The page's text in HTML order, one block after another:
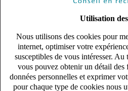
Utilisation
Nous utilisons des cookies pour
internet, optimiser votre
susceptibles de vous intéresser. Au
vous pouvez obtenir un détail des
données personnelles et exprimer
pour chaque type de cookies nous
s'adapter à vos besoin en
10 univers
connaître votre secteur et ses
12 bureaux en France
proximité avec nos clients et